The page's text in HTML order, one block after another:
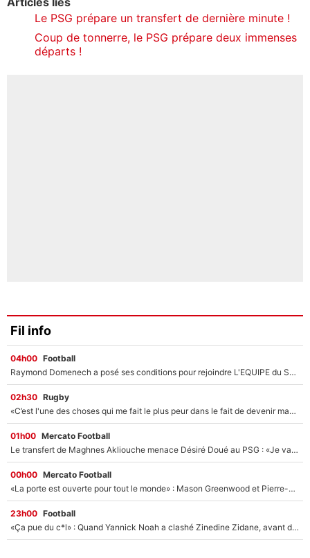
Le PSG prépare un transfert de dernière minute !
Coup de tonnerre, le PSG prépare deux immenses
départs !
Fil info
04h00 Football
Raymond Domenech a posé ses conditions pour rejoindre L'EQUIPE du Soir : Il refuse de faire l'émission avec un autre chroniqueur !
02h30 Rugby
«C’est l'une des choses qui me fait le plus peur dans le fait de devenir maman» : En couple avec Antoine Dupont, Iris Mittenaere s'inquiète déjà pour ses futurs enfants !
01h00 Mercato Football
Le transfert de Maghnes Akliouche menace Désiré Doué au PSG : «Je valide à 200%»
00h00 Mercato Football
«La porte est ouverte pour tout le monde» : Mason Greenwood et Pierre-Emerick Aubameyang ont quitté l'OM, Amine Gouiri balance sur la suite du mercato et sur la réaction du vestiaire !
23h00 Football
«Ça pue du c*l» : Quand Yannick Noah a clashé Zinedine Zidane, avant de se faire recadrer par le nouveau sélectionneur de l'équipe de France !